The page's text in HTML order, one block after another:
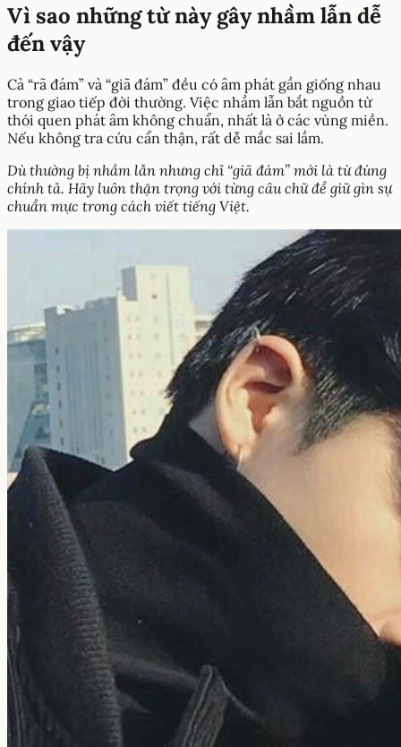
Vì sao những từ này gây nhầm lẫn dễ
đến vậy
Cả “rã đám” và “giã đám” đều có âm phát gần giống nhau
trong giao tiếp đời thường. Việc nhầm lẫn bắt nguồn từ
thói quen phát âm không chuẩn, nhất là ở các vùng miền.
Nếu không tra cứu cẩn thận, rất dễ mắc sai lầm.
Dù thường bị nhầm lẫn nhưng chỉ “giã đám” mới là từ đúng
chính tả. Hãy luôn thận trọng với từng câu chữ để giữ gìn sự
chuẩn mực trong cách viết tiếng Việt.